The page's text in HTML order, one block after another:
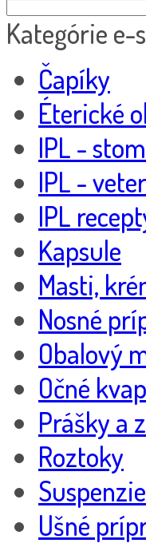
Kategórie e-
Čapíky
Éterické
IPL -
IPL -
IPL
Kapsule
Masti,
Nosné
Obalový
Očné
Prášky a
Roztoky
Ušné